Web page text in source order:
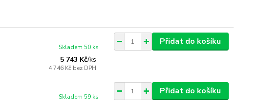
5 743 Kč/ks
4 746 Kč bez DPH
Skladem 50 ks
Přidat do košíku
Skladem 59 ks
Přidat do košíku